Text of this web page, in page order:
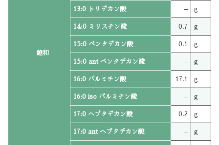
飽和
13:0 トリデカン酸 – g
14:0 ミリスチン酸 0.7 g
15:0 ペンタデカン酸 0.1 g
15:0 ant ペンタデカン酸 – g
16:0 パルミチン酸 17.1 g
16:0 iso パルミチン酸 – g
17:0 ヘプタデカン酸 0.2 g
17:0 ant ヘプタデカン酸 – g